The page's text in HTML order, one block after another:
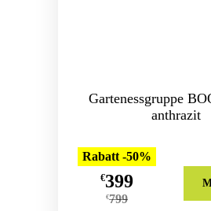
Gartenessgruppe
anthrazit
Rabatt -50%
€399
€799